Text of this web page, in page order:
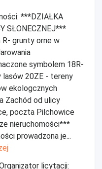
***DZIAŁKA
SŁONECZNEJ***
R- grunty orne w
symbolem 18R-
20ZE - tereny
ekologcznych
Zachód od ulicy
poczta Pilchowice
nieruchomości***
prowadzona je...
licytacji: